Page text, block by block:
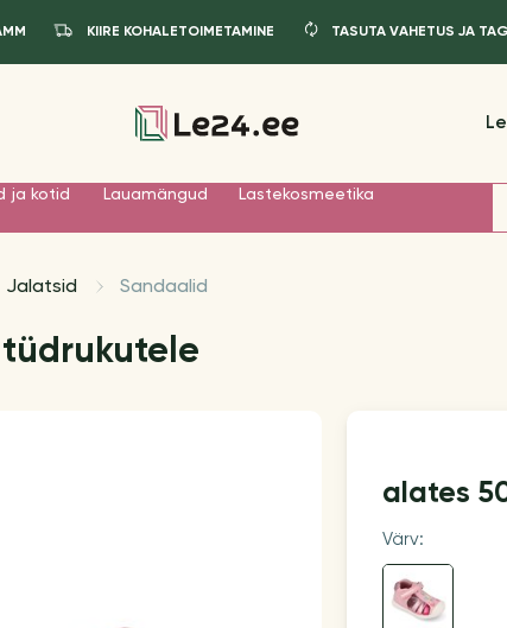
KIIRE KOHALETOIMETAMINE TASUTA VAHETUS JA
ja kotid Lauamängud
Lastekosmeetika
Jalatsid Sandaalid
alates
Värv: